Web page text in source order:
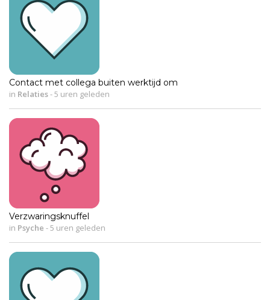
Contact met collega buiten werktijd om
in Relaties-5 uren geleden
Verzwaringsknuffel
in Psyche -5 uren geleden